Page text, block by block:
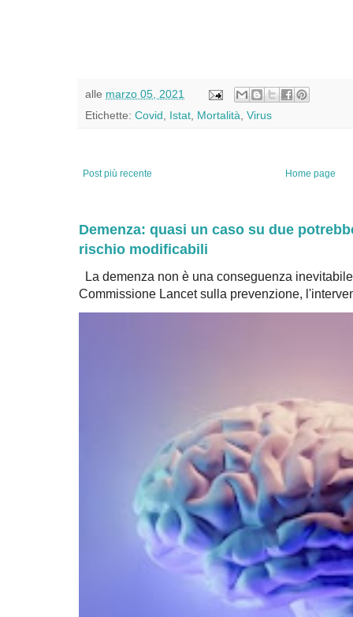
alle marzo 05, 2021
Etichette: Covid, Istat, Mortalità, Virus
Post più recente Home page
Demenza: quasi un caso su due
rischio modificabili
La demenza non è una conseguenza
Commissione Lancet sulla prevenzione,